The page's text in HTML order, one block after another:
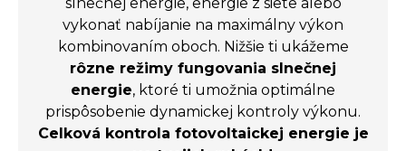
vykonať nabíjanie na maximálny výkon
kombinovaním oboch. Nižšie ti ukážeme
rôzne režimy fungovania slnečnej
energie, ktoré ti umožnia optimálne
prispôsobenie dynamickej kontroly výkonu.
Celková kontrola fotovoltaickej energie je